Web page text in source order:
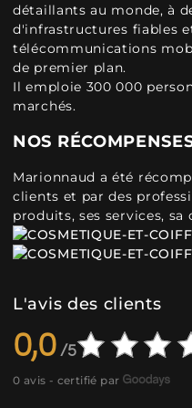
détaillants au monde, à
d'infrastructures fiables
télécommunications
de premier plan.
Il emploie 300 000
marchés.
NOS
Marionnaud a été
clients et par des
produits, ses services, sa
L'avis des clients
0,0
0 avis - certifié par